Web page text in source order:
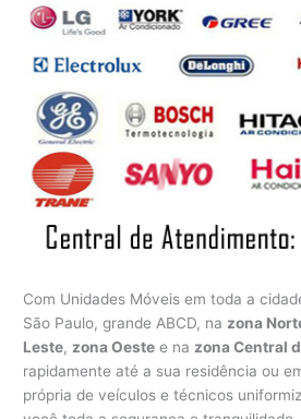
Com Unidades Móveis em toda a
São Paulo, grande ABCD, na zona
Leste, zona Oeste e na zona Central
rapidamente até a sua residência ou
própria de veículos e técnicos